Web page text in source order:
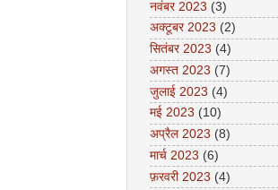
नवंबर 2023 (3)
अक्टूबर 2023 (2)
सितंबर 2023 (4)
अगस्त 2023 (7)
जुलाई 2023 (4)
मई 2023 (10)
अप्रैल 2023 (8)
मार्च 2023 (6)
फ़रवरी 2023 (4)